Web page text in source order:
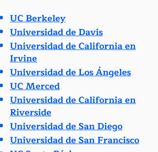
UC Berkeley
Universidad de Davis
Universidad de California en
Irvine
Universidad de Los Ángeles
UC Merced
Universidad de California en
Riverside
Universidad de San Diego
Universidad de San Francisco